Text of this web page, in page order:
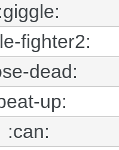
:giggle:
fighter2:
dead:
up:
:can: